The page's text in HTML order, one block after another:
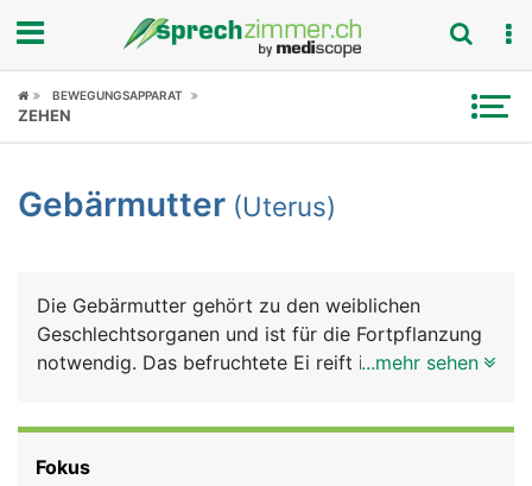
Fokus
Symptome
News
Rubriken
BEWEGUNGSAPPARAT
ZEHEN
Gebärmutter (Uterus)
Die Gebärmutter gehört zu den weiblichen
Geschlechtsorganen und ist für die Fortpflanzung
notwendig. Das befruchtete Ei reift in der...mehr sehen
Fokus